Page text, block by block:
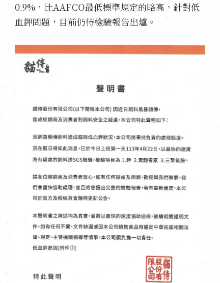
0.9%，比AAFCO最低標準規定的略高，針對低
血鉀問題，目前仍待檢驗報告出爐。